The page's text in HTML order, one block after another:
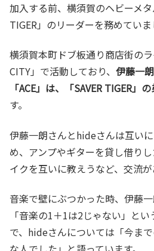
加入する前、横須賀のヘビーメ
TIGER」のリーダーを務めていま
横須賀本町ドブ板通り商店街の
CITY」で活動しており、 伊藤一
「ACE」は、「SAVER TIGER」
す。
伊藤一朗さんとhideさんは互い
め、アンプやギターを貸し借り
イクを互いに教えうなど、交流が
音楽で壁にぶつかった時、伊藤
「音楽の1＋1は2じゃない」と
で、hideさんについては「今ま